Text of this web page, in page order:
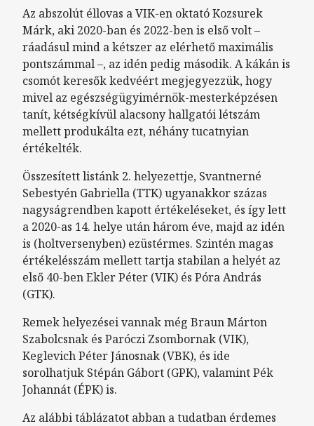
Az abszolút éllovas a VIK-en oktató Kozsurek
Márk, aki 2020-ban és 2022-ben is első volt –
ráadásul mind a kétszer az elérhető maximális
pontszámmal –, az idén pedig második. A kákán is
csomót keresők kedvéért megjegyezzük, hogy
mivel az egészségügyimérnök-mesterképzésen
tanít, kétségkívül alacsony hallgatói létszám
mellett produkálta ezt, néhány tucatnyian
értékelték.
Összesített listánk 2. helyezettje, Svantnerné
Sebestyén Gabriella (TTK) ugyanakkor százas
nagyságrendben kapott értékeléseket, és így lett
a 2020-as 14. helye után három éve, majd az idén
is (holtversenyben) ezüstérmes. Szintén magas
értékelésszám mellett tartja stabilan a helyét az
első 40-ben Ekler Péter (VIK) és Póra András
(GTK).
Remek helyezései vannak még Braun Márton
Szabolcsnak és Paróczi Zsombornak (VIK),
Keglevich Péter Jánosnak (VBK), és ide
sorolhatjuk Stépán Gábort (GPK), valamint Pék
Johannát (ÉPK) is.
Az alábbi táblázatot abban a tudatban érdemes